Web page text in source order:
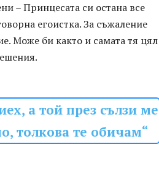
– Принцесата си остана все
егоистка. За съжаление
Може би както и самата тя цял
а той през сълзи ме
толкова те обичам“